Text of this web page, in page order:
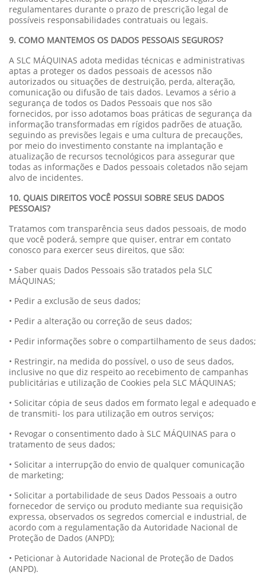
regulamentares durante o prazo de prescrição legal de
possíveis responsabilidades contratuais ou legais.
9. COMO MANTEMOS OS DADOS PESSOAIS SEGUROS?
A SLC MÁQUINAS adota medidas técnicas e administrativas
aptas a proteger os dados pessoais de acessos não
autorizados ou situações de destruição, perda, alteração,
comunicação ou difusão de tais dados. Levamos a sério a
segurança de todos os Dados Pessoais que nos são
fornecidos, por isso adotamos boas práticas de segurança da
informação transformadas em rígidos padrões de atuação,
seguindo as previsões legais e uma cultura de precauções,
por meio do investimento constante na implantação e
atualização de recursos tecnológicos para assegurar que
todas as informações e Dados pessoais coletados não sejam
alvo de incidentes.
10. QUAIS DIREITOS VOCÊ POSSUI SOBRE SEUS DADOS
PESSOAIS?
Tratamos com transparência seus dados pessoais, de modo
que você poderá, sempre que quiser, entrar em contato
conosco para exercer seus direitos, que são:
• Saber quais Dados Pessoais são tratados pela SLC
MÁQUINAS;
• Pedir a exclusão de seus dados;
• Pedir a alteração ou correção de seus dados;
• Pedir informações sobre o compartilhamento de seus dados;
• Restringir, na medida do possível, o uso de seus dados,
inclusive no que diz respeito ao recebimento de campanhas
publicitárias e utilização de Cookies pela SLC MÁQUINAS;
• Solicitar cópia de seus dados em formato legal e adequado e
de transmiti- los para utilização em outros serviços;
• Revogar o consentimento dado à SLC MÁQUINAS para o
tratamento de seus dados;
• Solicitar a interrupção do envio de qualquer comunicação
de marketing;
• Solicitar a portabilidade de seus Dados Pessoais a outro
fornecedor de serviço ou produto mediante sua requisição
expressa, observados os segredos comercial e industrial, de
acordo com a regulamentação da Autoridade Nacional de
Proteção de Dados (ANPD);
• Peticionar à Autoridade Nacional de Proteção de Dados
(ANPD).